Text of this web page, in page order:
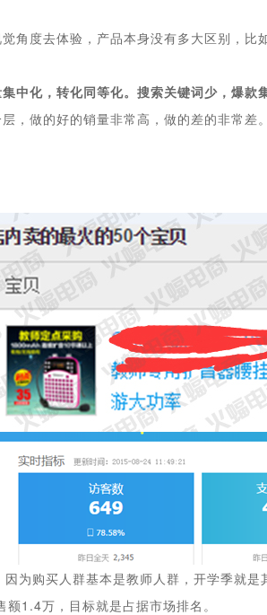
角度去体验，产品本身没有多大区别，
中化，转化同等化。搜索关键词少，爆款
，做的好的销量非常高，做的差的非常
为购买人群基本是教师人群，开学季就
1.4万，目标就是占据市场排名。